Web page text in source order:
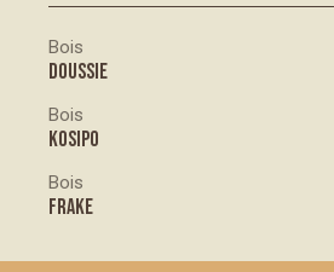
Bois
DOUSSIE
Bois
KOSIPO
Bois
FRAKE